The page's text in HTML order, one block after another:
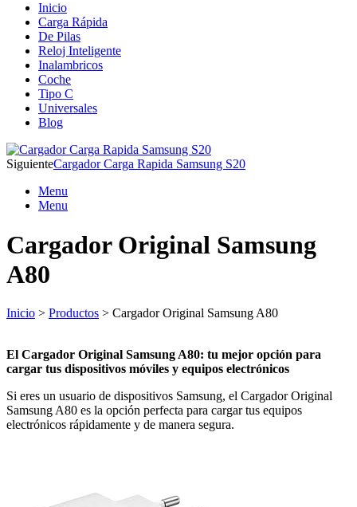
Inicio
Carga Rápida
De Pilas
Reloj Inteligente
Inalambricos
Coche
Tipo C
Universales
Blog
SiguienteCargador Carga Rapida Samsung S20
Menu
Menu
Cargador Original Samsung
A80
Inicio > Productos > Cargador Original Samsung A80
El Cargador Original Samsung A80: tu mejor opción para
cargar tus dispositivos móviles y equipos electrónicos
Si eres un usuario de dispositivos Samsung, el Cargador Original
Samsung A80 es la opción perfecta para cargar tus equipos
electrónicos rápidamente y de manera segura.